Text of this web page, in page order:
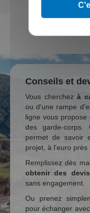
Garde-
Conseils et
Vous cherchezà
ou d'une rampe
ligne vous
des garde-corps.
permet de savoir
projet, à l'euro près
Remplissez dès
obtenir des
sans engagement.
Ou prenez
pour échanger